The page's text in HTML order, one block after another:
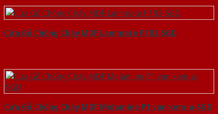
Cửa Gỗ Chống Cháy MDF Laminate P1R2-SGD
Cửa Gỗ Chống Cháy MDF Melamine P1 van kem-a-SGD